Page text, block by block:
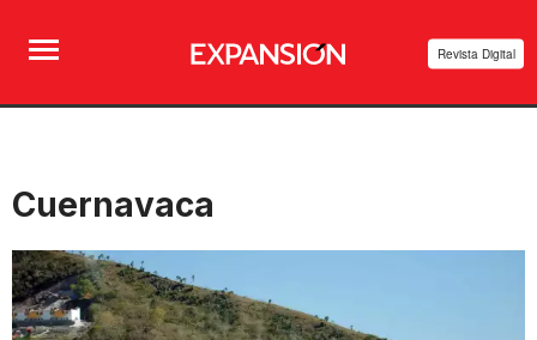
Revista Digital
Cuernavaca